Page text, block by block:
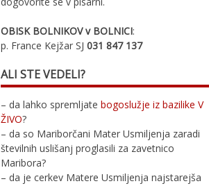
OBISK BOLNIKOV v BOLNICI:
p. France Kejžar SJ031 847 137
ALI STE VEDELI?
– da lahko spremljatebogoslužje iz bazilike V
ŽIVO?
– da so Mariborčani Mater Usmiljenja zaradi
številnih uslišanj proglasili za zavetnico
Maribora?
– da je cerkev Matere Usmiljenja najstarejša